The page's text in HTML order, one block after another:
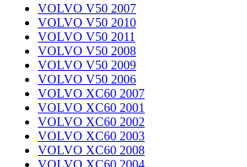
VOLVO V50 2007
VOLVO V50 2010
VOLVO V50 2011
VOLVO V50 2008
VOLVO V50 2009
VOLVO V50 2006
VOLVO XC60 2007
VOLVO XC60 2001
VOLVO XC60 2002
VOLVO XC60 2003
VOLVO XC60 2008
VOLVO XC60 2004